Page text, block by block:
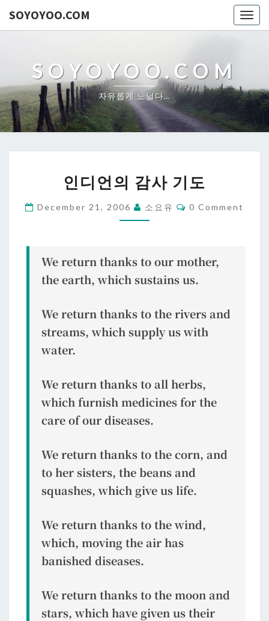
SOYOYOO.COM
SOYOYOO.COM
자유롭게 노닐다…
디
언
의
기
도
인디언의 감사 기도
December 21, 2006 소요유 Comments
0 Comment
We return thanks to our mother,
the earth, which sustains us.
We return thanks to the rivers and
streams, which supply us with
water.
We return thanks to all herbs,
which furnish medicines for the
care of our diseases.
We return thanks to the corn, and
to her sisters, the beans and
squashes, which give us life.
We return thanks to the wind,
which, moving the air has
banished diseases.
We return thanks to the moon and
stars, which have given us their